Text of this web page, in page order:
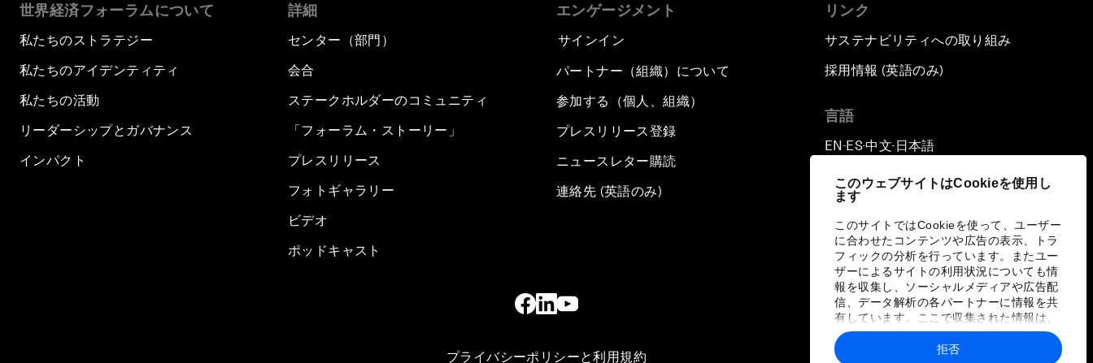
このウェブサイトはCookieを使用し
ます
このサイトではCookieを使って、ユーザー
に合わせたコンテンツや広告の表示、トラ
フィックの分析を行っています。またユー
ザーによるサイトの利用状況についても情
報を収集し、ソーシャルメディアや広告配
信、データ解析の各パートナーに情報を共
有しています。ここで収集された情報は、
ユーザーが各パートナーに提供した他の情
報や各パートナーのサービスを使用した際
拒否
世界経済フォーラムについて
私たちのストラテジー
私たちのアイデンティティ
私たちの活動
リーダーシップとガバナンス
インパクト
詳細
センター（部門）
会合
ステークホルダーのコミュニティ
「フォーラム・ストーリー」
プレスリリース
フォトギャラリー
ビデオ
ポッドキャスト
エンゲージメント
サインイン
パートナー（組織）について
参加する（個人、組織）
プレスリリース登録
ニュースレター購読
連絡先 (英語のみ)
リンク
サステナビリティへの取り組み
採用情報 (英語のみ)
言語
EN ▪ ES▪中文▪ 日本語
プライバシーポリシーと利用規約